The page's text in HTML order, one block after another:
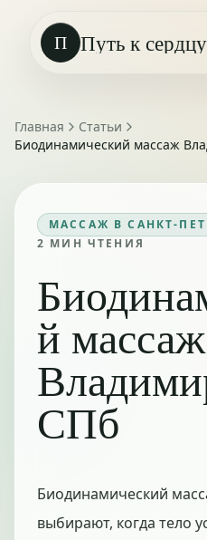
П Путь к сердцу
Главная
Статьи
Биодинамический массаж
МАССАЖ В САНКТ-
2 МИН ЧТЕНИЯ
й массаж
СПб
Биодинамический
выбирают, когда тело